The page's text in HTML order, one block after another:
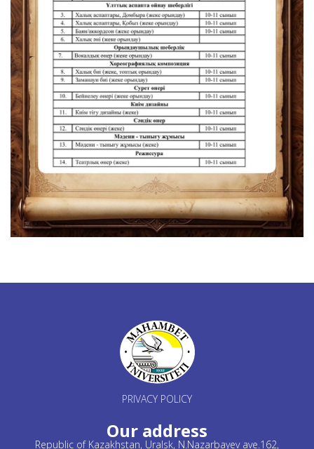
PRIVACY POLICY
Our address
Republic of Kazakhstan, Uralsk, N.Nazarbayev ave.162,